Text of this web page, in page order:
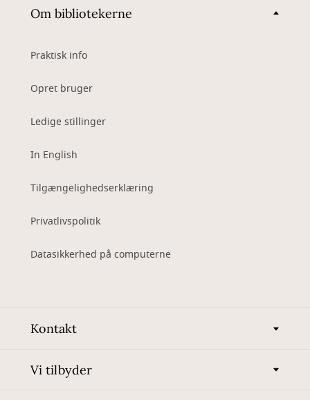
Om bibliotekerne
Praktisk info
Opret bruger
Ledige stillinger
In English
Tilgængelighedserklæring
Privatlivspolitik
Datasikkerhed på computerne
Kontakt
Vi tilbyder